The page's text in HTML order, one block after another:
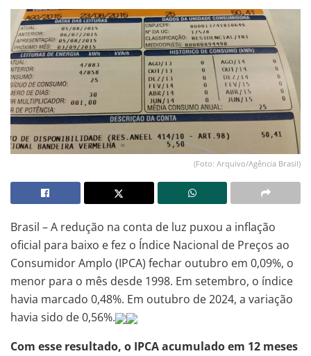
(Foto: Arquivo/Agência Brasil)
Brasil – A redução na conta de luz puxou a inflação
oficial para baixo e fez o Índice Nacional de Preços ao
Consumidor Amplo (IPCA) fechar outubro em 0,09%, o
menor para o mês desde 1998. Em setembro, o índice
havia marcado 0,48%. Em outubro de 2024, a variação
havia sido de 0,56%.
Com esse resultado, o IPCA acumulado em 12 meses